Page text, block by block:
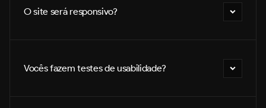
O site será responsivo?
Vocês fazem testes de usabilidade?